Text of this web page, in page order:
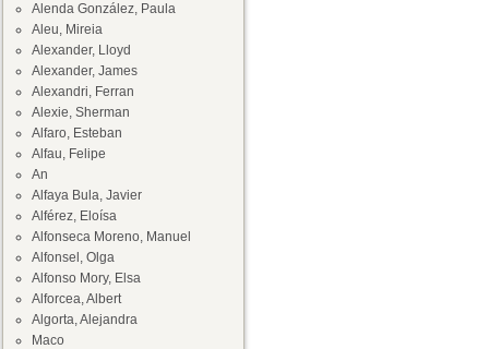
Alenda González, Paula
Aleu, Mireia
Alexander, Lloyd
Alexander, James
Alexandri, Ferran
Alexie, Sherman
Alfaro, Esteban
Alfau, Felipe
An
Alfaya Bula, Javier
Alférez, Eloísa
Alfonseca Moreno, Manuel
Alfonsel, Olga
Alfonso Mory, Elsa
Alforcea, Albert
Algorta, Alejandra
Maco